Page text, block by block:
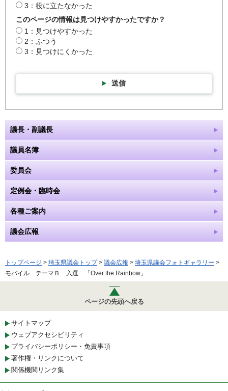
3：役に立たなかった
このページの情報は見つけやすかったですか？
1：見つけやすかった
2：ふつう
3：見つけにくかった
送信
議長・副議長
議員名簿
委員会
定例会・臨時会
各種ご案内
議会広報
トップページ > 埼玉県議会トップ> 議会広報 > 埼玉県議会フォトギャラリー >
モバイル テーマＢ 入選 「Over the Rainbow」
ページの先頭へ戻る
サイトマップ
ウェブアクセシビリティ
プライバシーポリシー・免責事項
著作権・リンクについて
関係機関リンク集